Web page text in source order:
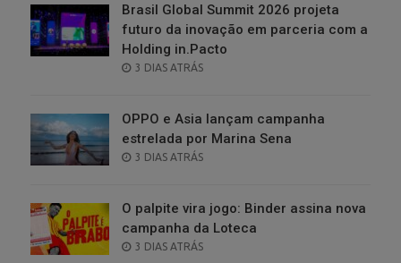
Brasil Global Summit 2026 projeta
futuro da inovação em parceria com a
Holding in.Pacto
POSTED
3 DIAS ATRÁS
OPPO e Asia lançam campanha
estrelada por Marina Sena
POSTED
3 DIAS ATRÁS
O palpite vira jogo: Binder assina nova
campanha da Loteca
POSTED
3 DIAS ATRÁS